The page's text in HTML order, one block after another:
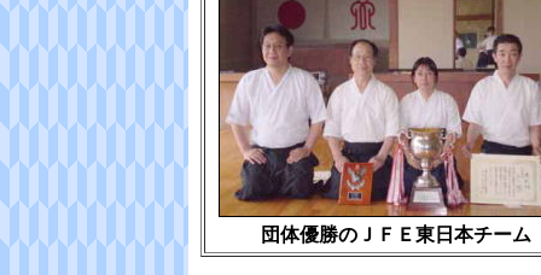
団体優勝のＪＦＥ東日本チーム